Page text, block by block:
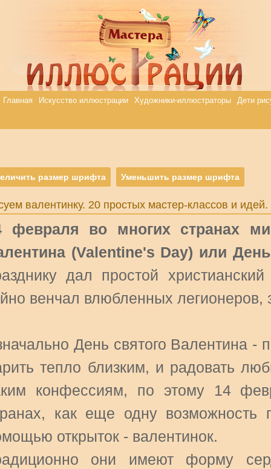
Главная Искусство иллюстрации Художники-иллюстраторы Дети
размер шрифта Уменьшить размер шрифта
валентинку. 20 простых мастер-классов и идей.
февраля во многих странах
(Valentine's Day) или
дал простой
венчал влюбленных легионеров,
День святого Валентина -
тепло близким, и радовать
конфессиям, по этому 14
как еще одну возможность
открыток - валентинок.
они имеют форму